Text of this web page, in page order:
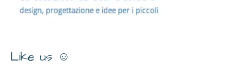
Like us ☺